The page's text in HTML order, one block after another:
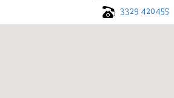
3329 420455